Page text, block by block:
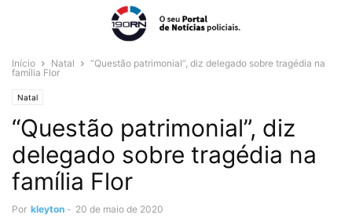
Início Natal
“Questão patrimonial”, diz delegado sobre tragédia na
família Flor
Natal
“Questão patrimonial”, diz
delegado sobre tragédia na
família Flor
Por kleyton - 20 de maio de 2020